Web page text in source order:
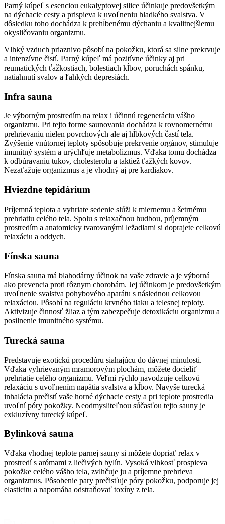
Parný kúpeľ s esenciou eukalyptovej silice účinkuje predovšetkým
na dýchacie cesty a prispieva k uvoľneniu hladkého svalstva. V
dôsledku toho dochádza k prehĺbenému dýchaniu a kvalitnejšiemu
okysličovaniu organizmu.
Vlhký vzduch priaznivo pôsobí na pokožku, ktorá sa silne prekrvuje
a intenzívne čistí. Parný kúpeľ má pozitívne účinky aj pri
reumatických ťažkostiach, bolestiach kĺbov, poruchách spánku,
natiahnutí svalov a ľahkých depresiách.
Infra sauna
Je výborným prostredím na relax i účinnú regeneráciu vášho
organizmu. Pri tejto forme saunovania dochádza k rovnomernému
prehrievaniu nielen povrchových ale aj hĺbkových častí tela.
Zvýšenie vnútornej teploty spôsobuje prekrvenie orgánov, stimuluje
imunitný systém a urýchľuje metabolizmus. Vďaka tomu dochádza
k odbúravaniu tukov, cholesterolu a taktiež ťažkých kovov.
Nezaťažuje organizmus a je vhodný aj pre kardiakov.
Hviezdne tepidárium
Príjemná teplota a vyhriate sedenie slúži k miernemu a šetrnému
prehriatiu celého tela. Spolu s relaxačnou hudbou, príjemným
prostredím a anatomicky tvarovanými ležadlami si doprajete celkovú
relaxáciu a oddych.
Fínska sauna
Fínska sauna má blahodárny účinok na vaše zdravie a je výborná
ako prevencia proti rôznym chorobám. Jej účinkom je predovšetkým
uvoľnenie svalstva pohybového aparátu s následnou celkovou
relaxáciou. Pôsobí na reguláciu krvného tlaku a telesnej teploty.
Aktivizuje činnosť žliaz a tým zabezpečuje detoxikáciu organizmu a
posilnenie imunitného systému.
Turecká sauna
Predstavuje exotickú procedúru siahajúcu do dávnej minulosti.
Vďaka vyhrievaným mramorovým plochám, môžete docieliť
prehriatie celého organizmu. Veľmi rýchlo navodzuje celkovú
relaxáciu s uvoľnením napätia svalstva a kĺbov. Navyše turecká
inhalácia prečistí vaše horné dýchacie cesty a pri teplote prostredia
uvoľní póry pokožky. Neodmysliteľnou súčasťou tejto sauny je
exkluzívny turecký kúpeľ.
Bylinková sauna
Vďaka vhodnej teplote parnej sauny si môžete dopriať relax v
prostredí s arómami z liečivých bylín. Vysoká vlhkosť prospieva
pokožke celého vášho tela, zvlhčuje ju a príjemne prehrieva
organizmus. Pôsobenie pary prečisťuje póry pokožku, podporuje jej
elasticitu a napomáha odstraňovať toxíny z tela.